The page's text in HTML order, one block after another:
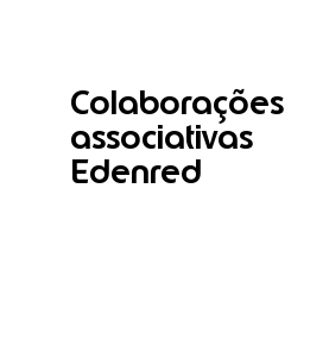
Colaborações
associativas
Edenred